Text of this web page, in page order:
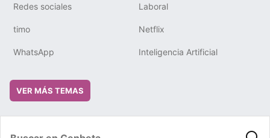
Redes sociales Laboral
timo Netflix
WhatsApp Inteligencia Artificial
VER MÁS TEMAS